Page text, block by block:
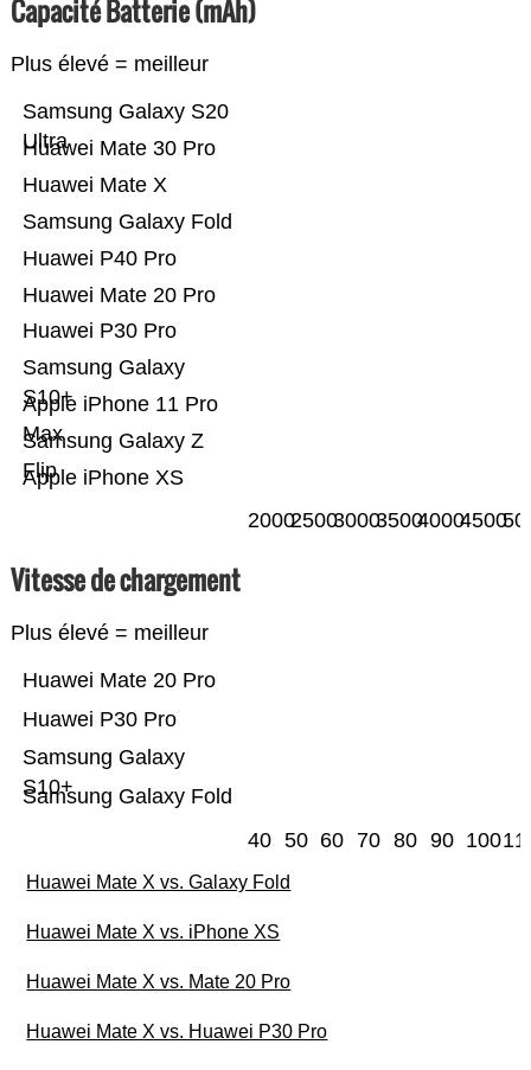
Capacité Batterie (mAh)
Plus élevé = meilleur
Apple iPhone XS
Samsung Galaxy Z
Flip
Apple iPhone 11 Pro
Max
Samsung Galaxy
S10+
Huawei P30 Pro
Huawei Mate 20 Pro
Huawei P40 Pro
Samsung Galaxy Fold
Huawei Mate X
Huawei Mate 30 Pro
Samsung Galaxy S20
Ultra
200025003000350040004500
Vitesse de chargement
Plus élevé = meilleur
Samsung Galaxy Fold
Samsung Galaxy
S10+
Huawei P30 Pro
Huawei Mate 20 Pro
40 50 60 70 80 90 100
Huawei Mate X vs. Galaxy Fold
Huawei Mate X vs. iPhone XS
Huawei Mate X vs. Mate 20 Pro
Huawei Mate X vs. Huawei P30 Pro